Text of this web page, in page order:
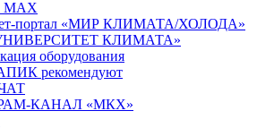
MAX
портал «МИР КЛИМАТА/ХОЛОДА»
КЛИМАТА»
оборудования
рекомендуют
КАНАЛ «МКХ»